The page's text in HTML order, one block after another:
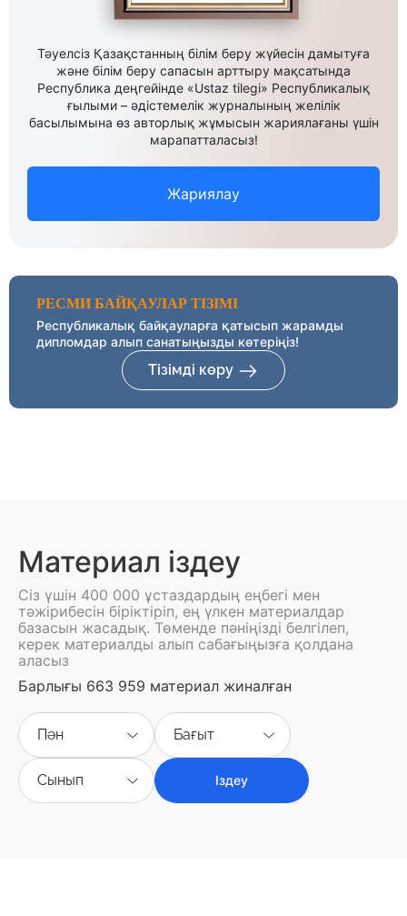
Тәуелсіз Қазақстанның білім беру жүйесін дамытуға
және білім беру сапасын арттыру мақсатында
Республика деңгейінде «Ustaz tilegi» Республикалық
ғылыми – әдістемелік журналының желілік
басылымына өз авторлық жұмысын жариялағаны үшін
марапатталасыз!
Жариялау
РЕСМИ БАЙҚАУЛАР ТІЗІМІ
Республикалық байқауларға қатысып жарамды
дипломдар алып санатыңызды көтеріңіз!
Тізімді көру
Материал іздеу
Сіз үшін 400 000 ұстаздардың еңбегі мен
тәжірибесін біріктіріп, ең үлкен материалдар
базасын жасадық. Төменде пәніңізді белгілеп,
керек материалды алып сабағыңызға қолдана
аласыз
Барлығы 663 959 материал жиналған
Пән Бағыт
Сынып Іздеу